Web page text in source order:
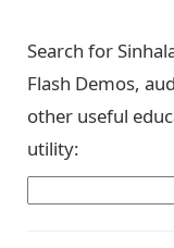
Search for
Flash Demos,
other useful
utility: